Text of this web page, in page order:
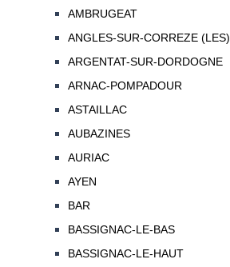
AMBRUGEAT
ANGLES-SUR-CORREZE (LES)
ARGENTAT-SUR-DORDOGNE
ARNAC-POMPADOUR
ASTAILLAC
AUBAZINES
AURIAC
AYEN
BAR
BASSIGNAC-LE-BAS
BASSIGNAC-LE-HAUT